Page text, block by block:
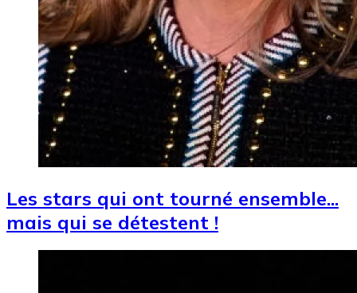
Les stars qui ont tourné ensemble...
mais qui se détestent !